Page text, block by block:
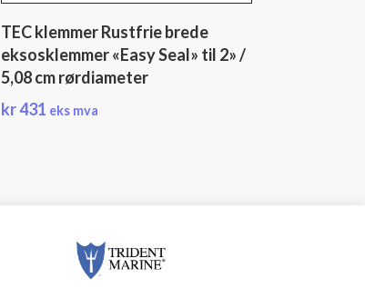
TEC klemmer Rustfrie brede
eksosklemmer «Easy Seal» til 2» /
5,08 cm rørdiameter
kr431 eks mva